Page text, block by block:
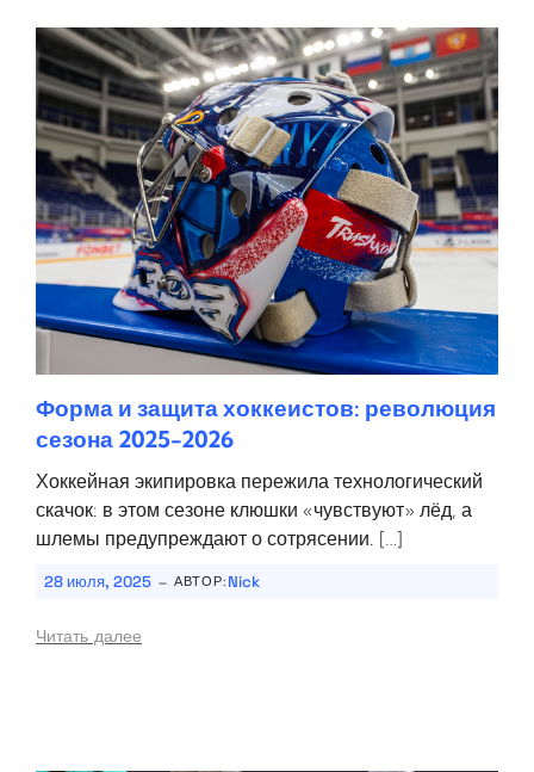
Форма и защита хоккеистов: революция
сезона 2025-2026
Хоккейная экипировка пережила технологический
скачок: в этом сезоне клюшки «чувствуют» лёд, а
шлемы предупреждают о сотрясении. […]
28 июля, 2025 - АВТОР: Nick
Читать далее